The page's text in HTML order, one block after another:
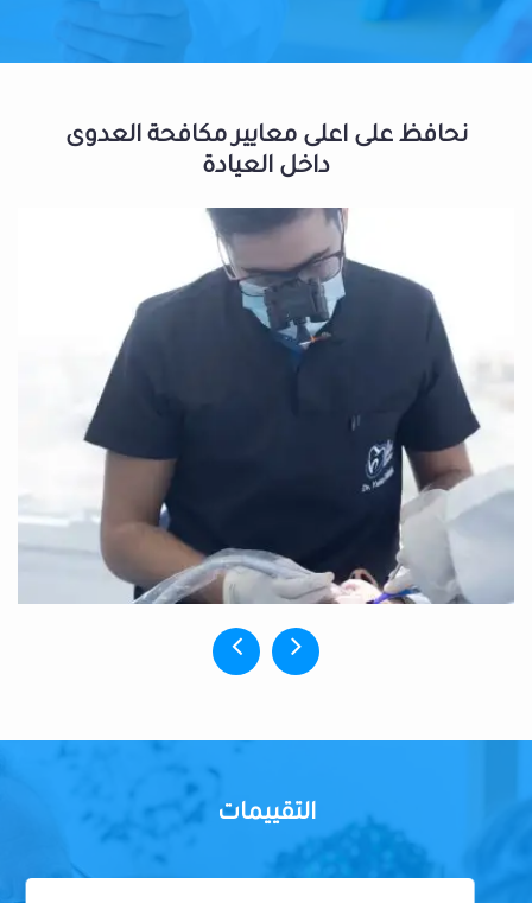
نحافظ على اعلى معايير مكافحة العدوى
داخل العيادة
التقييمات